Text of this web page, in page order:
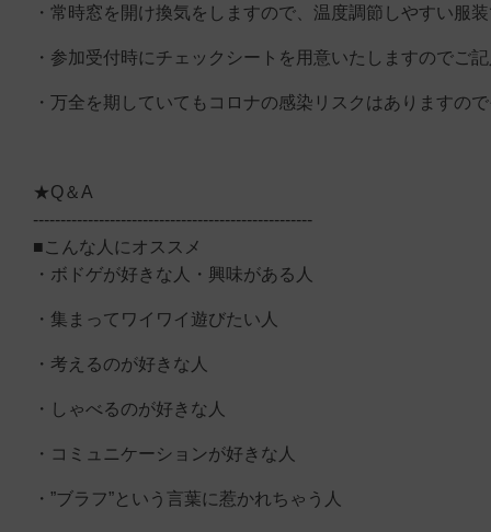
・常時窓を開け換気をしますので、温度調節しやすい服
・参加受付時にチェックシートを用意いたしますのでご
・万全を期していてもコロナの感染リスクはありますの
★Q＆A
---------------------------------------------------
■こんな人にオススメ
・ボドゲが好きな人・興味がある人
・集まってワイワイ遊びたい人
・考えるのが好きな人
・しゃべるのが好きな人
・コミュニケーションが好きな人
・”ブラフ”という言葉に惹かれちゃう人